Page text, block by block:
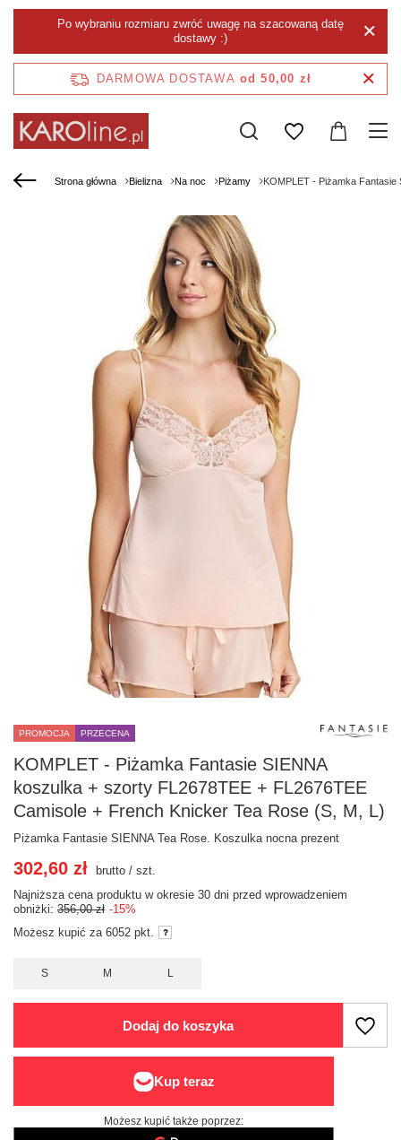
Po wybraniu rozmiaru zwróć uwagę na szacowaną datę
dostawy :)
DARMOWA DOSTAWA od 50,00 zł
Strona główna Bielizna Na noc Piżamy KOMPLET - Piżamka
PROMOCJA PRZECENA
KOMPLET - Piżamka Fantasie SIENNA
koszulka + szorty FL2678TEE + FL2676TEE
Camisole + French Knicker Tea Rose (S, M, L)
Piżamka Fantasie SIENNA Tea Rose. Koszulka nocna prezent
S M L
302,60 zł brutto / szt.
Najniższa cena produktu w okresie 30 dni przed wprowadzeniem
obniżki: 356,00 zł -15%
Możesz kupić za 6052 pkt.
Dodaj do koszyka
Możesz kupić także poprzez: